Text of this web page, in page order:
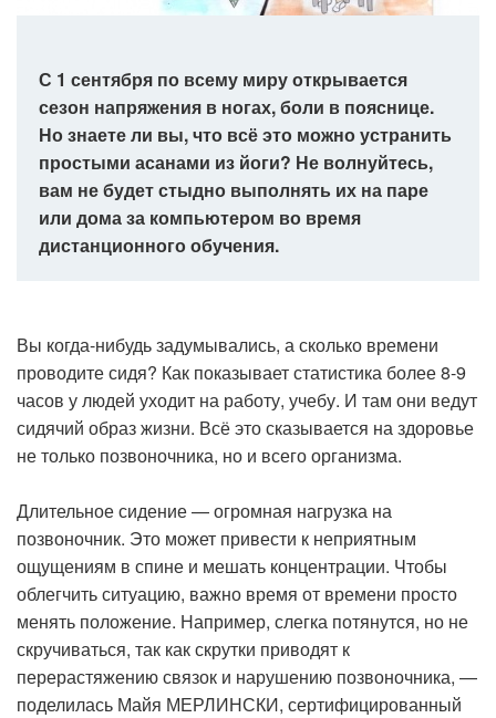
С 1 сентября по всему миру открывается
сезон напряжения в ногах, боли в пояснице.
Но знаете ли вы, что всё это можно устранить
простыми асанами из йоги? Не волнуйтесь,
вам не будет стыдно выполнять их на паре
или дома за компьютером во время
дистанционного обучения.
Вы когда-нибудь задумывались, а сколько времени
проводите сидя? Как показывает статистика более 8-9
часов у людей уходит на работу, учебу. И там они ведут
сидячий образ жизни. Всё это сказывается на здоровье
не только позвоночника, но и всего организма.
Длительное сидение — огромная нагрузка на
позвоночник. Это может привести к неприятным
ощущениям в спине и мешать концентрации. Чтобы
облегчить ситуацию, важно время от времени просто
менять положение. Например, слегка потянутся, но не
скручиваться, так как скрутки приводят к
перерастяжению связок и нарушению позвоночника, —
поделилась Майя МЕРЛИНСКИ, сертифицированный